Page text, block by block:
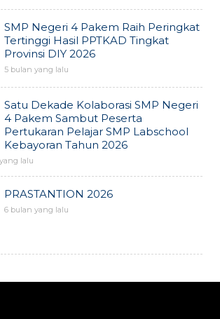
SMP Negeri 4 Pakem Raih Peringkat
Tertinggi Hasil PPTKAD Tingkat
Provinsi DIY 2026
5 bulan yang lalu
Satu Dekade Kolaborasi SMP Negeri
4 Pakem Sambut Peserta
Pertukaran Pelajar SMP Labschool
Kebayoran Tahun 2026
lalu
PRASTANTION 2026
6 bulan yang lalu